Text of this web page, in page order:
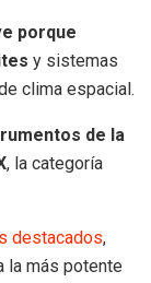
porque
y sistemas
clima espacial.
de la
, la categoría
destacados,
la más potente